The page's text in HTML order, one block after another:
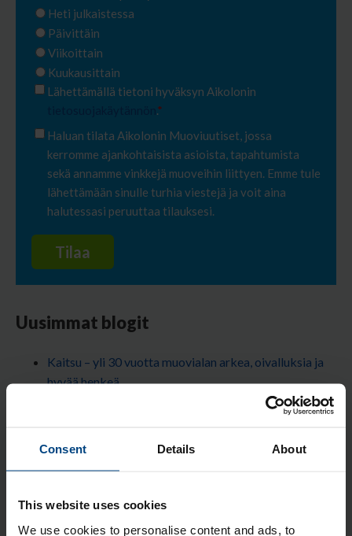
Consent Details About
This website uses cookies
We use cookies to personalise content and ads, to
Heti julkaistessa
Päivittäin
Viikoittain
Kuukausittain
Lähettämällä tietoni hyväksyn Aikolonin
*
Haluan tilata Aikolonin Muoviuutiset, jossa
kerromme ajankohtaisista asioista, tapahtumista
sekä annamme vinkkejä muoveihin liittyen. Emme tule
lähettämään sinulle turhia viestejä ja voit aina
halutessasi peruuttaa tilauksesi.
Uusimmat blogit
Kaitsu – yli 30 vuotta muovialan arkea, oivalluksia ja
hyvää henkeä
Aikolonin vuosikatsaus 2025 – Haastavan vuoden
Mikä on muovien rooli tulevaisuuden
kiertotaloudessa?
Muovimateriaalien markkinakatsaus Q1/2025
Mittatarkat muovimateriaalit: POM, PA ja PET